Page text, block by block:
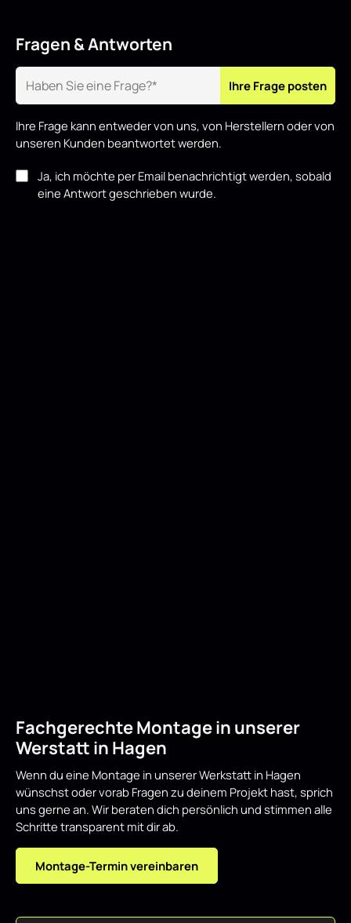
Fragen & Antworten
Ihre Frage posten
Ihre Frage kann entweder von uns, von Herstellern oder von
unseren Kunden beantwortet werden.
Ja, ich möchte per Email benachrichtigt werden, sobald
eine Antwort geschrieben wurde.
Fachgerechte Montage in unserer
Werstatt in Hagen
Wenn du eine Montage in unserer Werkstatt in Hagen
wünschst oder vorab Fragen zu deinem Projekt hast, sprich
uns gerne an. Wir beraten dich persönlich und stimmen alle
Schritte transparent mit dir ab.
Montage-Termin vereinbaren